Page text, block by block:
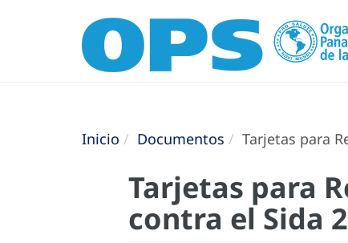
Inicio Documentos Tarjetas para
Tarjetas para
contra el Sida